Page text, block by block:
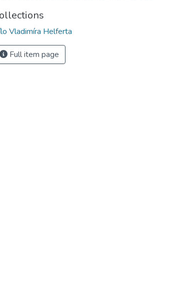
Vladimíra Helferta
Full item page